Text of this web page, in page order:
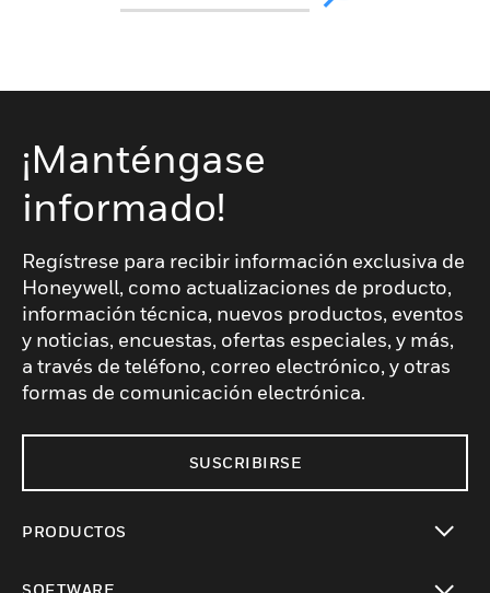
¡Manténgase
informado!
Regístrese para recibir información exclusiva de
Honeywell, como actualizaciones de producto,
información técnica, nuevos productos, eventos
y noticias, encuestas, ofertas especiales, y más,
a través de teléfono, correo electrónico, y otras
formas de comunicación electrónica.
SUSCRIBIRSE
PRODUCTOS